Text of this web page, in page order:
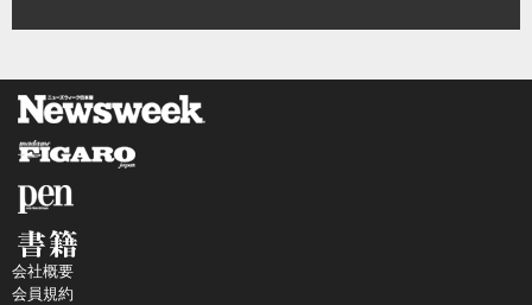
会社概要
会員規約